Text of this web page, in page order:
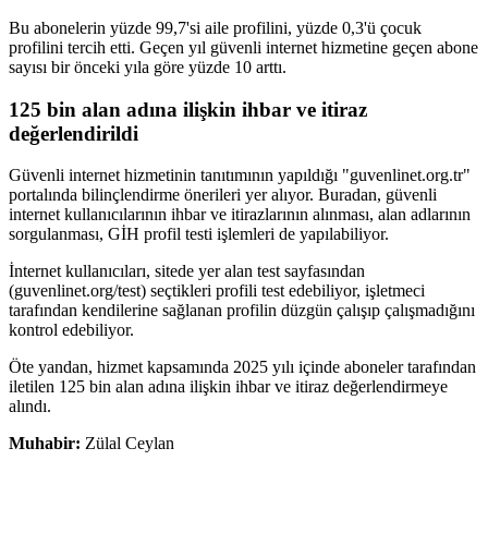
Bu abonelerin yüzde 99,7'si aile profilini, yüzde 0,3'ü çocuk
profilini tercih etti. Geçen yıl güvenli internet hizmetine geçen abone
sayısı bir önceki yıla göre yüzde 10 arttı.
125 bin alan adına ilişkin ihbar ve itiraz
değerlendirildi
Güvenli internet hizmetinin tanıtımının yapıldığı "guvenlinet.org.tr"
portalında bilinçlendirme önerileri yer alıyor. Buradan, güvenli
internet kullanıcılarının ihbar ve itirazlarının alınması, alan adlarının
sorgulanması, GİH profil testi işlemleri de yapılabiliyor.
İnternet kullanıcıları, sitede yer alan test sayfasından
(guvenlinet.org/test) seçtikleri profili test edebiliyor, işletmeci
tarafından kendilerine sağlanan profilin düzgün çalışıp çalışmadığını
kontrol edebiliyor.
Öte yandan, hizmet kapsamında 2025 yılı içinde aboneler tarafından
iletilen 125 bin alan adına ilişkin ihbar ve itiraz değerlendirmeye
alındı.
Muhabir: Zülal Ceylan